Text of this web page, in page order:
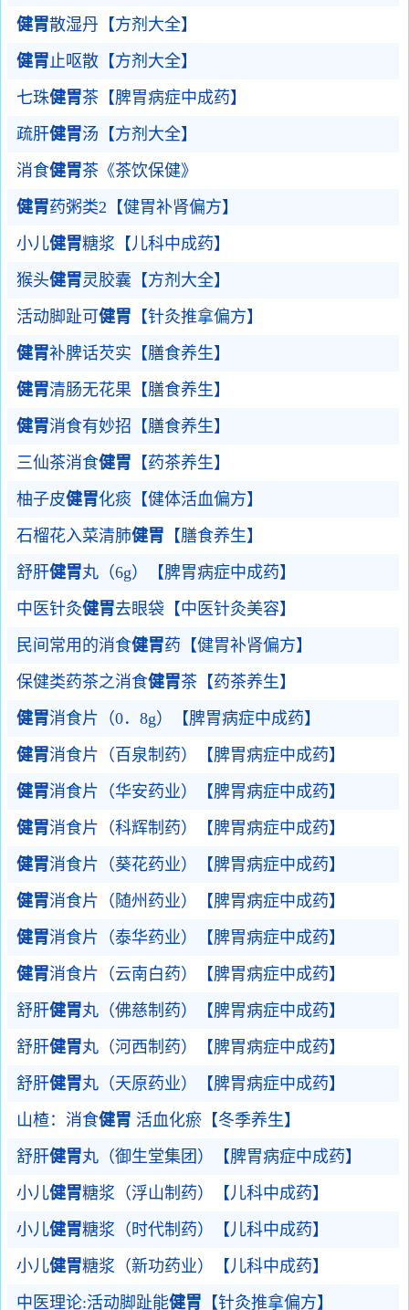
健胃散湿丹【方剂大全】
健胃止呕散【方剂大全】
七珠健胃茶【脾胃病症中成药】
疏肝健胃汤【方剂大全】
消食健胃茶《茶饮保健》
健胃药粥类2【健胃补肾偏方】
小儿健胃糖浆【儿科中成药】
猴头健胃灵胶囊【方剂大全】
活动脚趾可 健胃 【针灸推拿偏方】
健胃补脾话芡实【膳食养生】
健胃清肠无花果【膳食养生】
健胃消食有妙招【膳食养生】
三仙茶消食健胃 【药茶养生】
柚子皮健胃化痰【健体活血偏方】
石榴花入菜清肺健胃 【膳食养生】
舒肝健胃丸（6g）【脾胃病症中成药】
中医针灸健胃去眼袋【中医针灸美容】
民间常用的消食健胃药【健胃补肾偏方】
保健类药茶之消食健胃茶【药茶养生】
健胃消食片（0．8g）【脾胃病症中成药】
健胃消食片（百泉制药）【脾胃病症中成药】
健胃消食片（华安药业）【脾胃病症中成药】
健胃消食片（科辉制药）【脾胃病症中成药】
健胃消食片（葵花药业）【脾胃病症中成药】
健胃消食片（随州药业）【脾胃病症中成药】
健胃消食片（泰华药业）【脾胃病症中成药】
健胃消食片（云南白药）【脾胃病症中成药】
舒肝健胃丸（佛慈制药）【脾胃病症中成药】
舒肝健胃丸（河西制药）【脾胃病症中成药】
舒肝健胃丸（天原药业）【脾胃病症中成药】
山楂：消食健胃 活血化瘀【冬季养生】
舒肝健胃丸（御生堂集团）【脾胃病症中成药】
小儿健胃糖浆（浮山制药）【儿科中成药】
小儿健胃糖浆（时代制药）【儿科中成药】
小儿健胃糖浆（新功药业）【儿科中成药】
中医理论:活动脚趾能健胃 【针灸推拿偏方】